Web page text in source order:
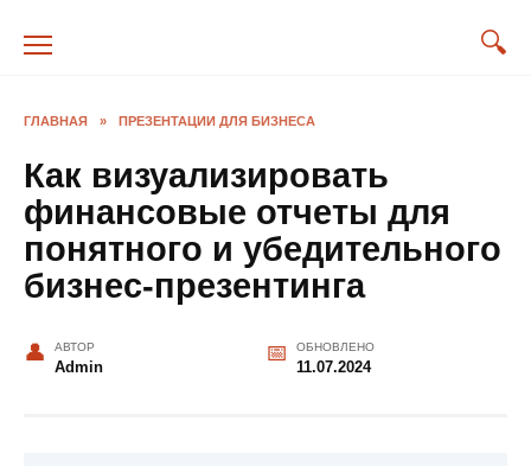
ГЛАВНАЯ » ПРЕЗЕНТАЦИИ ДЛЯ БИЗНЕСА
Как визуализировать
финансовые отчеты для
понятного и убедительного
бизнес-презентинга
АВТОР
Admin
ОБНОВЛЕНО
11.07.2024